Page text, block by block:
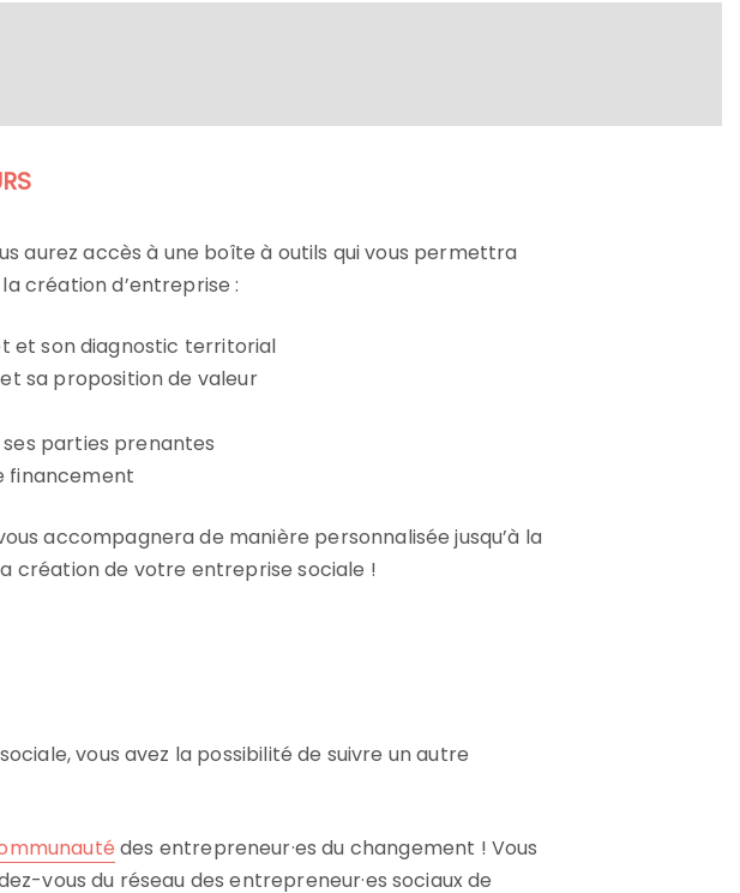
aurez accès à une boîte à outils qui vous permettra
création d’entreprise :
et son diagnostic territorial
sa proposition de valeur
parties prenantes
financement
vous accompagnera de manière personnalisée jusqu’à la
création de votre entreprise sociale !
vous avez la possibilité de suivre un autre
des entrepreneur·es du changement ! Vous
vous du réseau des entrepreneur·es sociaux de